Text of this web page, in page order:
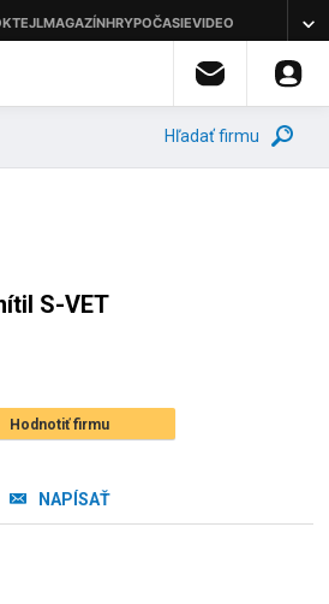
Hľadať firmu
MVDr. Zdenko Snítil S-VET
Hodnotiť firmu
NAPÍSAŤ